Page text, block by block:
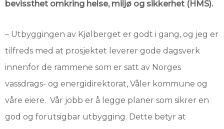
bevissthet omkring helse, miljø og sikkerhet (HMS).
– Utbyggingen av Kjølberget er godt i gang, og jeg er
tilfreds med at prosjektet leverer gode dagsverk
innenfor de rammene som er satt av Norges
vassdrags- og energidirektorat, Våler kommune og
våre eiere. Vår jobb er å legge planer som sikrer en
god og forutsigbar utbygging. Dette betyr at